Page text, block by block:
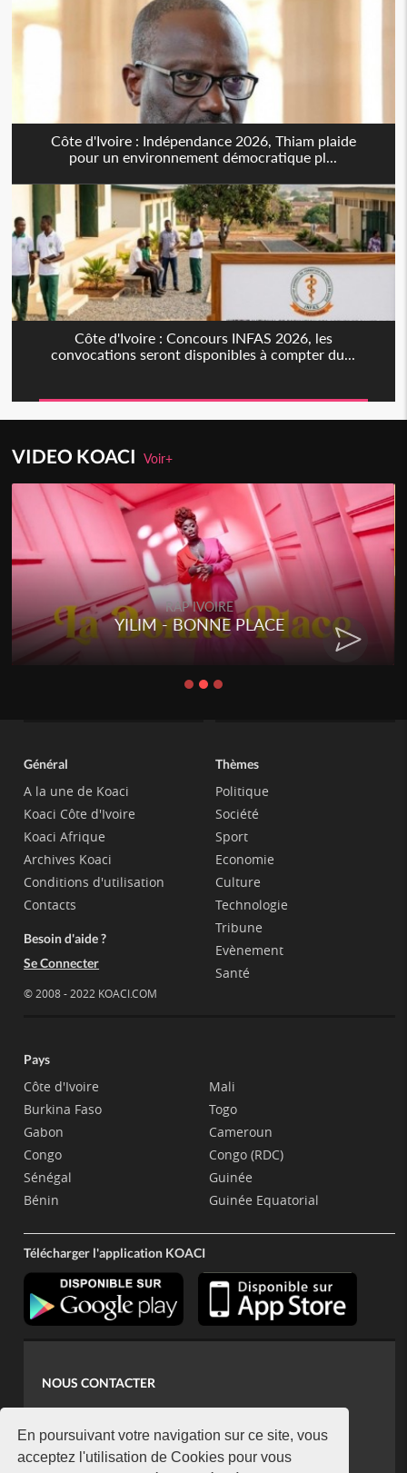
En poursuivant votre navigation sur ce site, vous
acceptez l'utilisation de Cookies pour vous
Côte d'Ivoire : Indépendance 2026, Thiam plaide
pour un environnement démocratique pl...
Côte d'Ivoire : Concours INFAS 2026, les
convocations seront disponibles à compter du...
VIDEO KOACIVoir+
RAP IVOIRE
YILIM - BONNE PLACE
Général
A la une de Koaci
Koaci Côte d'Ivoire
Koaci Afrique
Archives Koaci
Conditions d'utilisation
Contacts
Besoin d'aide ?
Se Connecter
© 2008 - 2022 KOACI.COM
Thèmes
Politique
Société
Sport
Economie
Culture
Technologie
Tribune
Evènement
Santé
Pays
Côte d'Ivoire
Burkina Faso
Gabon
Congo
Sénégal
Bénin
Mali
Togo
Cameroun
Congo (RDC)
Guinée
Guinée Equatorial
Télécharger l'application KOACI
NOUS CONTACTER
koaci@yahoo.fr
+225 07 08 85 52 93